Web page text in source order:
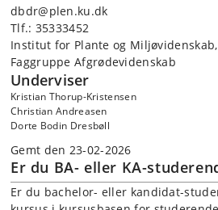
dbdr@plen.ku.dk
Tlf.: 35333452
Institut for Plante og Miljøvidenskab,
Faggruppe Afgrødevidenskab
Underviser
Kristian Thorup-Kristensen
Christian Andreasen
Dorte Bodin Dresbøll
Gemt den 23-02-2026
Er du BA- eller KA-
Er du bachelor- eller kandidat-